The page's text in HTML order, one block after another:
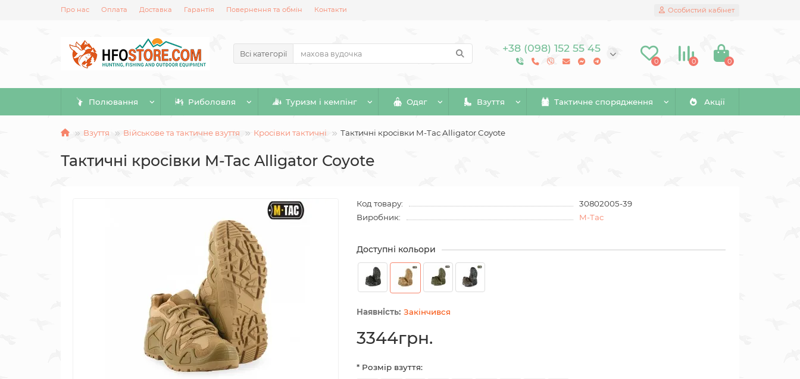
Про нас Оплата Доставка Гарантія Повернення та обмін Контакти Особистий кабінет
Всі категорії +38 (098) 152 55 45
0 0 0
Полювання Риболовля Туризм і кемпінг Одяг Взуття Тактичне спорядження Акції
Взуття Військове та тактичне взуття Кросівки тактичні Тактичні кросівки M-Tac Alligator Coyote
Тактичні кросівки M-Tac Alligator Coyote
Код товару:
30802005-39
Виробник:
M-Tac
Доступні кольори
Закінчився
3344грн.
* Розмір взуття: